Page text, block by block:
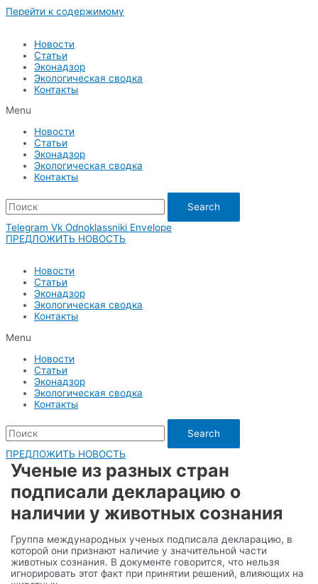
Перейти к содержимому
Новости
Статьи
Эконадзор
Экологическая сводка
Контакты
Menu
Новости
Статьи
Эконадзор
Экологическая сводка
Контакты
Search
Telegram Vk Odnoklassniki Envelope
ПРЕДЛОЖИТЬ НОВОСТЬ
Новости
Статьи
Эконадзор
Экологическая сводка
Контакты
Menu
Новости
Статьи
Эконадзор
Экологическая сводка
Контакты
Search
ПРЕДЛОЖИТЬ НОВОСТЬ
Ученые из разных стран
подписали декларацию о
наличии у животных сознания
Группа международных ученых подписала декларацию, в
которой они признают наличие у значительной части
животных сознания. В документе говорится, что нельзя
игнорировать этот факт при принятии решений, влияющих на